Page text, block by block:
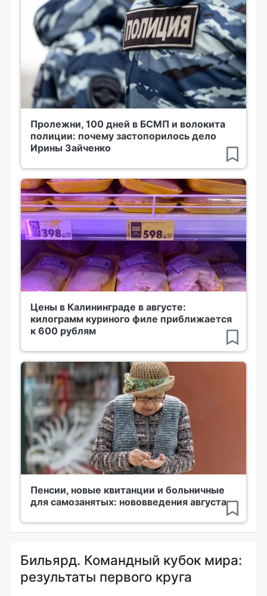
Пролежни, 100 дней в БСМП и волокита
полиции: почему застопорилось дело
Ирины Зайченко
Цены в Калининграде в августе:
килограмм куриного филе приближается
к 600 рублям
Пенсии, новые квитанции и больничные
для самозанятых: нововведения августа
Бильярд. Командный кубок мира:
результаты первого круга